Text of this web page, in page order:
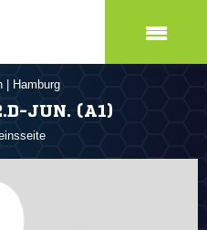
Hamburg
JUN. (A1)